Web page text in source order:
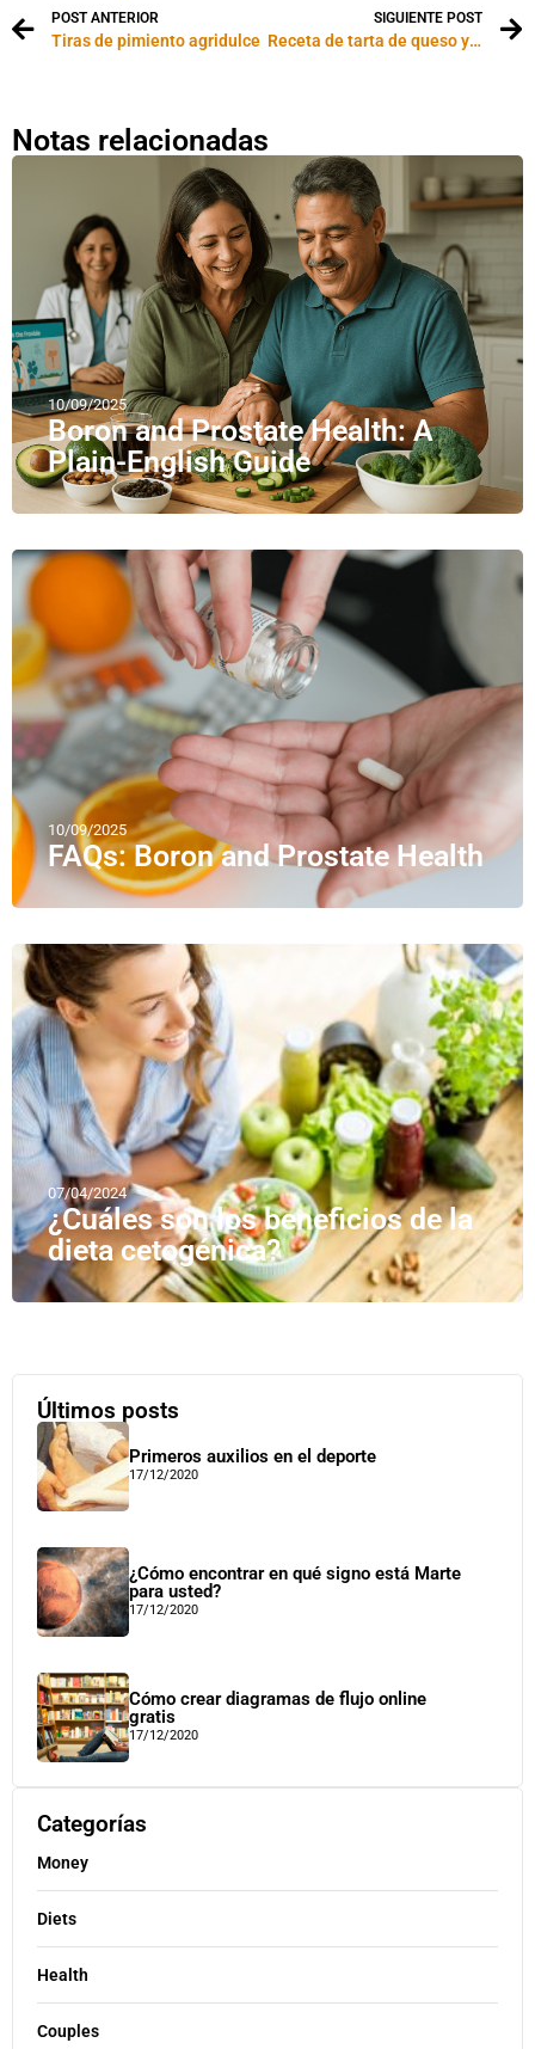
POST ANTERIOR
Tiras de pimiento agridulce
SIGUIENTE POST
Receta de tarta de queso y uvas
Notas relacionadas
10/09/2025
Boron and Prostate Health: A
Plain-English Guide
10/09/2025
FAQs: Boron and Prostate Health
07/04/2024
¿Cuáles son los beneficios de la
dieta cetogénica?
Últimos posts
Primeros auxilios en el deporte
17/12/2020
¿Cómo encontrar en qué signo está Marte
para usted?
17/12/2020
Cómo crear diagramas de flujo online
gratis
17/12/2020
Categorías
Money
Diets
Health
Couples